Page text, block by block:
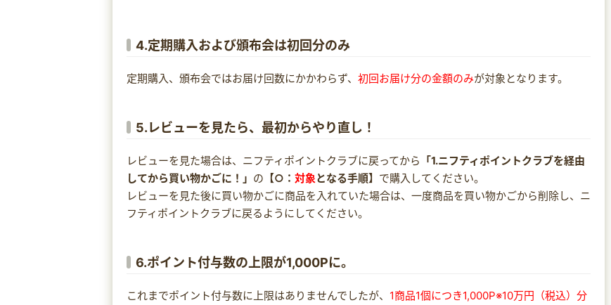
4.定期購入および頒布会は初回分のみ
定期購入、頒布会ではお届け回数にかかわらず、 初回お届け分の金額のみが対象となります。
5.レビューを見たら、最初からやり直し！
レビューを見た場合は、ニフティポイントクラブに戻ってから 「1.ニフティポイントクラブを経由
してから買い物かごに！」 の 【○： 対象となる手順】 で購入してください。
レビューを見た後に買い物かごに商品を入れていた場合は、一度商品を買い物かごから削除し、ニ
フティポイントクラブに戻るようにしてください。
6.ポイント付与数の上限が1,000Pに。
これまでポイント付与数に上限はありませんでしたが、 1商品1個につき1,000P※10万円（税込）分